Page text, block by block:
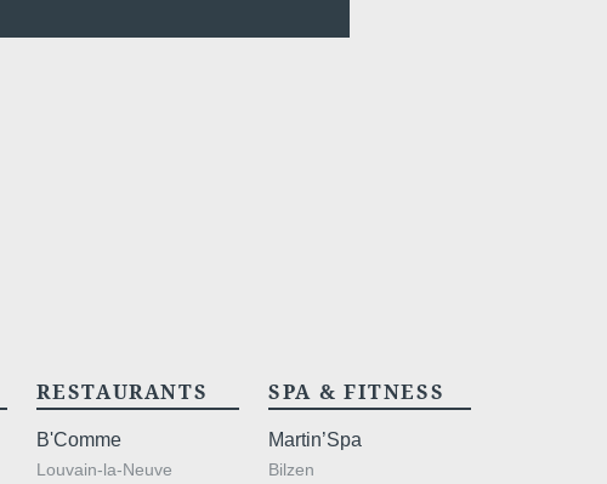
RESTAURANTS
B'Comme
Louvain-la-Neuve
SPA & FITNESS
Martin’Spa
Bilzen